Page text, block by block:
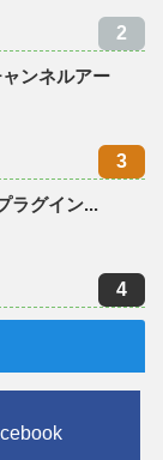
ンネルアー
ラグイン...